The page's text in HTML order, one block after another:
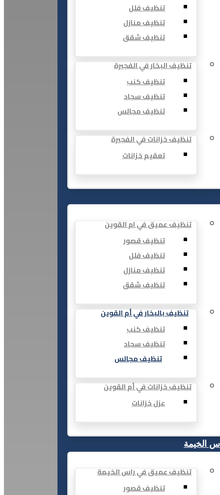
تنظيف فلل
تنظيف منازل
تنظيف شقق
تنظيف البخار في الفجيرة
تنظيف كنب
تنظيف سجاد
تنظيف مجالس
تنظيف خزانات في الفجيرة
تعقيم خزانات
تنظيف عميق في ام القوين
تنظيف قصور
تنظيف فلل
تنظيف منازل
تنظيف شقق
تنظيف بالبخار في أم القوين
تنظيف كنب
تنظيف سجاد
تنظيف مجالس
تنظيف خزانات في أم القوين
عزل خزانات
الخيمة
تنظيف عميق في راس الخيمة
تنظيف قصور